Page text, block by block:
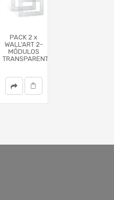
PACK 2 x
WALL’ART 2-
MÓDULOS
TRANSPARENTE